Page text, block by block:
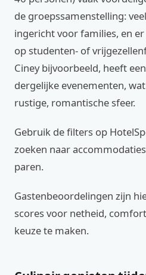
de groepssamenstelling:
ingericht voor families, en
op studenten- of
Ciney bijvoorbeeld, heeft
dergelijke evenementen,
rustige, romantische sfeer.
Gebruik de filters op
zoeken naar
paren.
Gastenbeoordelingen zijn
scores voor netheid,
keuze te maken.